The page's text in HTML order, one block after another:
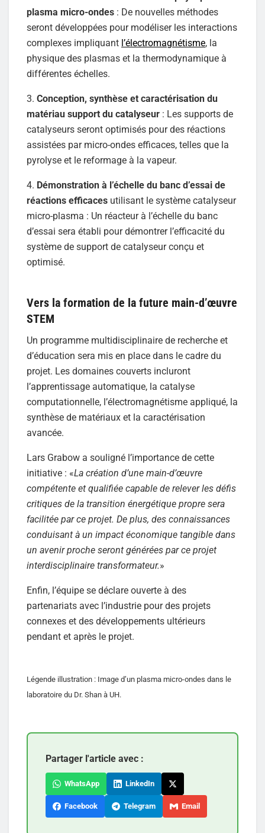
plasma micro-ondes : De nouvelles méthodes
seront développées pour modéliser les interactions
complexes impliquant l’électromagnétisme, la
physique des plasmas et la thermodynamique à
différentes échelles.
3. Conception, synthèse et caractérisation du
matériau support du catalyseur : Les supports de
catalyseurs seront optimisés pour des réactions
assistées par micro-ondes efficaces, telles que la
pyrolyse et le reformage à la vapeur.
4. Démonstration à l’échelle du banc d’essai de
réactions efficaces utilisant le système catalyseur
micro-plasma : Un réacteur à l’échelle du banc
d’essai sera établi pour démontrer l’efficacité du
système de support de catalyseur conçu et
optimisé.
Vers la formation de la future main-d’œuvre
STEM
Un programme multidisciplinaire de recherche et
d’éducation sera mis en place dans le cadre du
projet. Les domaines couverts incluront
l’apprentissage automatique, la catalyse
computationnelle, l’électromagnétisme appliqué, la
synthèse de matériaux et la caractérisation
avancée.
Lars Grabow a souligné l’importance de cette
initiative : «La création d’une main-d’œuvre
compétente et qualifiée capable de relever les défis
critiques de la transition énergétique propre sera
facilitée par ce projet. De plus, des connaissances
conduisant à un impact économique tangible dans
un avenir proche seront générées par ce projet
interdisciplinaire transformateur.»
Enfin, l’équipe se déclare ouverte à des
partenariats avec l’industrie pour des projets
connexes et des développements ultérieurs
pendant et après le projet.
Légende illustration : Image d’un plasma micro-ondes dans le
laboratoire du Dr. Shan à UH.
Partager l'article avec :
WhatsApp LinkedIn
Facebook Telegram Email